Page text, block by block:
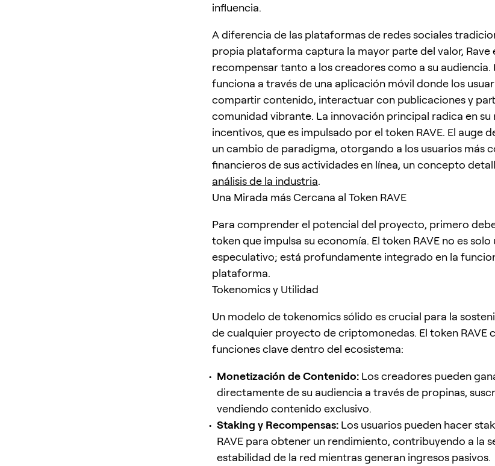
influencia.
A diferencia de las plataformas de redes sociales
propia plataforma captura la mayor parte del valor, Rave
recompensar tanto a los creadores como a su audiencia.
funciona a través de una aplicación móvil donde los
compartir contenido, interactuar con publicaciones y
comunidad vibrante. La innovación principal radica en su
incentivos, que es impulsado por el token RAVE. El auge
un cambio de paradigma, otorgando a los usuarios más
financieros de sus actividades en línea, un concepto
análisis de la industria.
Una Mirada más Cercana al Token RAVE
Para comprender el potencial del proyecto, primero
token que impulsa su economía. El token RAVE no es solo
especulativo; está profundamente integrado en la
plataforma.
Tokenomics y Utilidad
Un modelo de tokenomics sólido es crucial para la
de cualquier proyecto de criptomonedas. El token RAVE
funciones clave dentro del ecosistema:
Monetización de Contenido: Los creadores pueden
directamente de su audiencia a través de propinas,
vendiendo contenido exclusivo.
Staking y Recompensas: Los usuarios pueden hacer
RAVE para obtener un rendimiento, contribuyendo a la
estabilidad de la red mientras generan ingresos pasivos.